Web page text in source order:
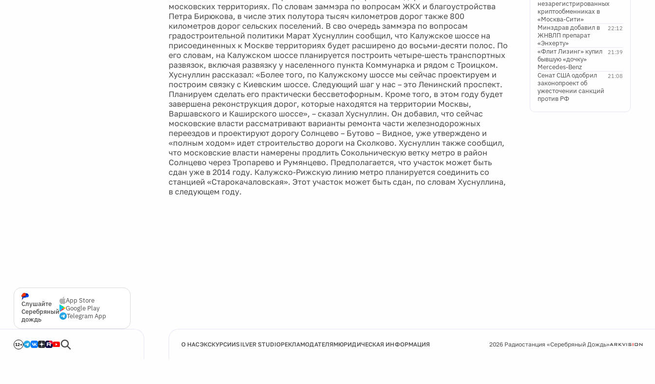
Слушайте
Серебряный
дождь
App Store
Google Play
Telegram App
12+
московских территориях. По словам заммэра по вопросам ЖКХ и благоустройства
Петра Бирюкова, в числе этих полутора тысяч километров дорог также 800
километров дорог сельских поселений. В сво очередь заммэра по вопросам
градостроительной политики Марат Хуснуллин сообщил, что Калужское шоссе на
присоединенных к Москве территориях будет расширено до восьми-десяти полос. По
его словам, на Калужском шоссе планируется построить четыре-шесть транспортных
развязок, включая развязку у населенного пункта Коммунарка и рядом с Троицком.
Хуснуллин рассказал: «Более того, по Калужскому шоссе мы сейчас проектируем и
построим связку с Киевским шоссе. Следующий шаг у нас – это Ленинский проспект.
Планируем сделать его практически бессветофорным. Кроме того, в этом году будет
завершена реконструкция дорог, которые находятся на территории Москвы,
Варшавского и Каширского шоссе», – сказал Хуснуллин. Он добавил, что сейчас
московские власти рассматривают варианты ремонта части железнодорожных
переездов и проектируют дорогу Солнцево – Бутово – Видное, уже утверждено и
«полным ходом» идет строительство дороги на Сколково. Хуснуллин также сообщил,
что московские власти намерены продлить Сокольническую ветку метро в район
Солнцево через Тропарево и Румянцево. Предполагается, что участок может быть
сдан уже в 2014 году. Калужско-Рижскую линию метро планируется соединить со
станцией «Старокачаловская». Этот участок может быть сдан, по словам Хуснуллина,
в следующем году.
незарегистрированных
криптообменниках в
«Москва-Сити»
22:12
Минздрав добавил в
ЖНВЛП препарат
«Энхерту»
21:39
«Флит Лизинг» купил
бывшую «дочку»
Mercedes-Benz
21:08
Сенат США одобрил
законопроект об
ужесточении санкций
против РФ
О НАСЭКСКУРСИИSILVER STUDIOРЕКЛАМОДАТЕЛЯМЮРИДИЧЕСКАЯ ИНФОРМАЦИЯ 2026 Радиостанция «Серебряный Дождь»